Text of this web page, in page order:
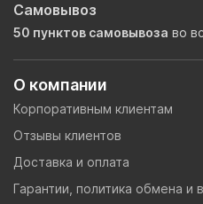
О компании
Корпоративным клиентам
Отзывы клиентов
Доставка и оплата
Гарантии, политика обмена и
Самовывоз
50 пунктов самовывоза во